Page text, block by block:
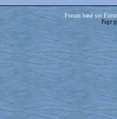
Forum basé sur
Page